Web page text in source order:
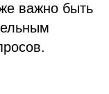
важно быть